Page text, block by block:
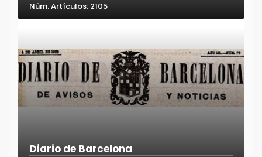
Núm. Artículos: 2105
Diario de Barcelona